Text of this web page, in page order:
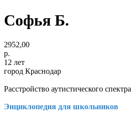
Софья Б.
2952,00
р.
12 лет
город Краснодар
Расстройство аутистического спектра
Энциклопедия для школьников